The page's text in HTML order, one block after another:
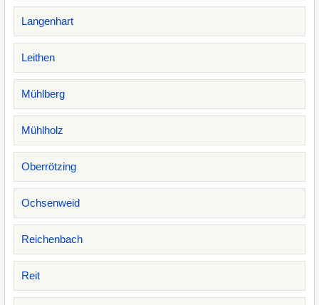
Langenhart
Leithen
Mühlberg
Mühlholz
Oberrötzing
Ochsenweid
Reichenbach
Reit